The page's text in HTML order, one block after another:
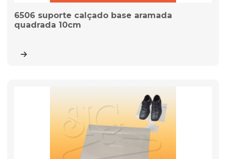
6506 suporte calçado base aramada
quadrada 10cm